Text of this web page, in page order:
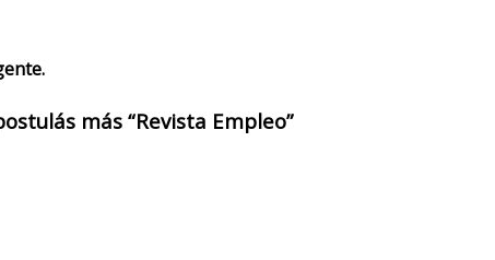
más “Revista Empleo”